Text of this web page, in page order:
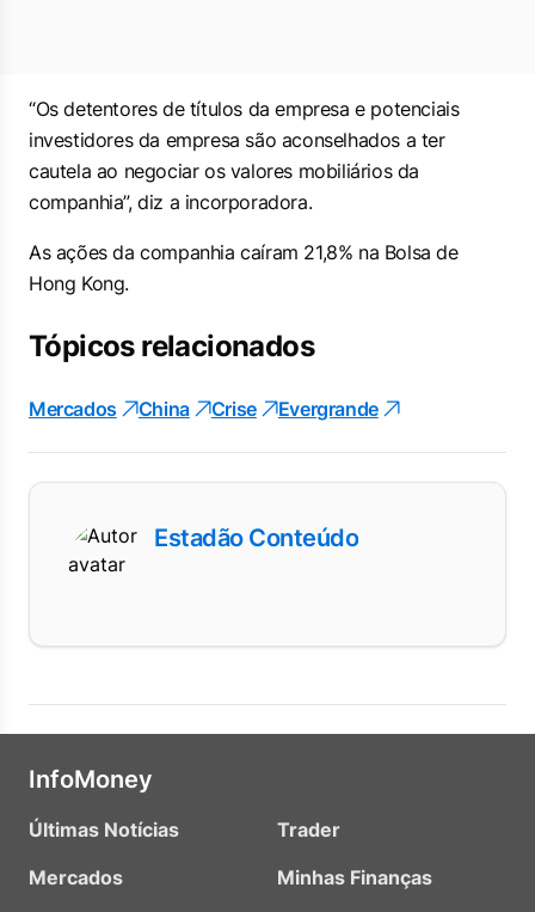
“Os detentores de títulos da empresa e potenciais
investidores da empresa são aconselhados a ter
cautela ao negociar os valores mobiliários da
companhia”, diz a incorporadora.
As ações da companhia caíram 21,8% na Bolsa de
Hong Kong.
Tópicos relacionados
Mercados China Crise Evergrande
Estadão Conteúdo
InfoMoney
Últimas Notícias
Mercados
Trader
Minhas Finanças